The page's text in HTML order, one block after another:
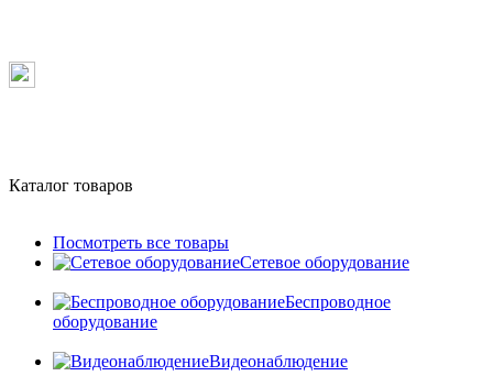
Каталог товаров
Посмотреть все товары
Сетевое оборудование
Беспроводное
оборудование
Видеонаблюдение